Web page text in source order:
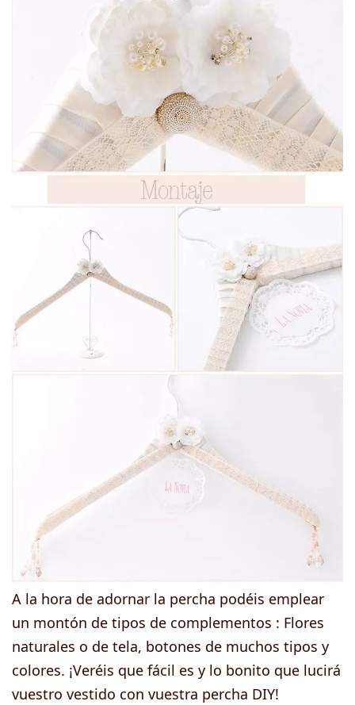
A la hora de adornar la percha podéis emplear
un montón de tipos de complementos : Flores
naturales o de tela, botones de muchos tipos y
colores. ¡Veréis que fácil es y lo bonito que lucirá
vuestro vestido con vuestra percha DIY!